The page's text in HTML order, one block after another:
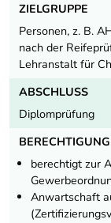
ZIELGRUPPE
Personen, z. B.
nach der
Lehranstalt für
ABSCHLUSS
Diplomprüfung
BERECHTIGUNG
berechtigt zur
Anwartschaft